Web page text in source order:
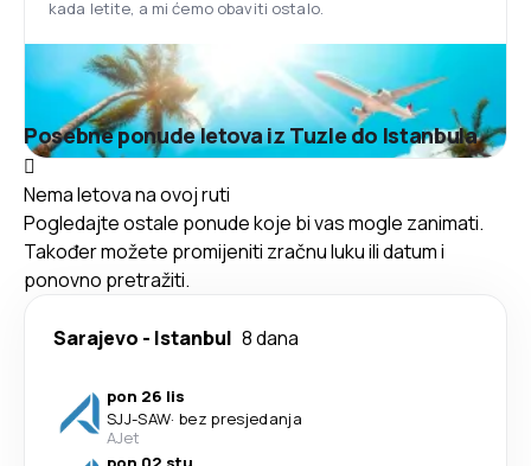
kada letite, a mi ćemo obaviti ostalo.
Posebne ponude letova iz Tuzle do Istanbula
Nema letova na ovoj ruti
Pogledajte ostale ponude koje bi vas mogle zanimati.
Također možete promijeniti zračnu luku ili datum i
ponovno pretražiti.
Sarajevo - Istanbul 8 dana
pon 26 lis
SJJ-SAW· bez presjedanja
AJet